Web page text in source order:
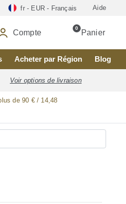
fr - EUR - Français Aide
Compte 0 Panier
Acheter par Région Blog
Voir options de livraison
de 90 € / 14,48